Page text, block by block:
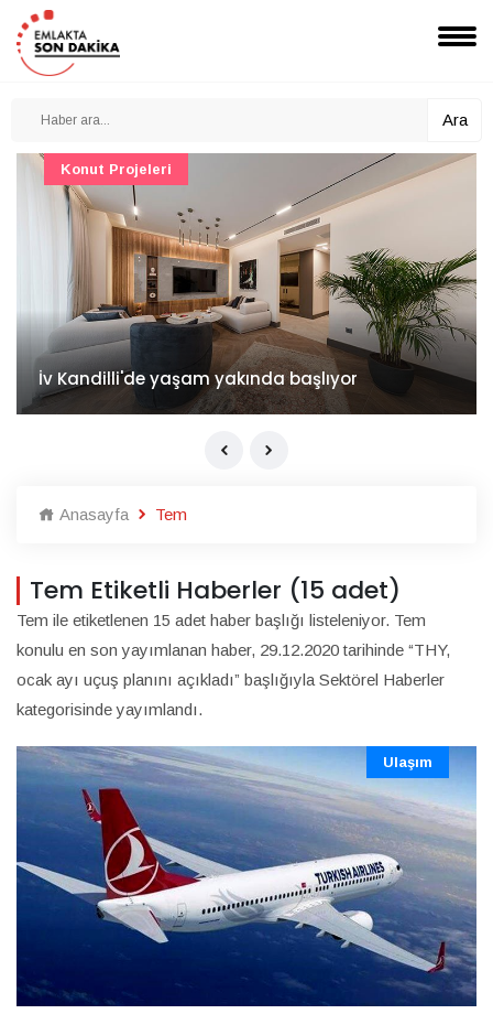
Ara
İv Kandilli'de yaşam yakında başlıyor
Konut Projeleri
Anasayfa Tem
Tem Etiketli Haberler (15 adet)
Tem ile etiketlenen 15 adet haber başlığı listeleniyor. Tem
konulu en son yayımlanan haber, 29.12.2020 tarihinde “THY,
ocak ayı uçuş planını açıkladı” başlığıyla Sektörel Haberler
kategorisinde yayımlandı.
Ulaşım